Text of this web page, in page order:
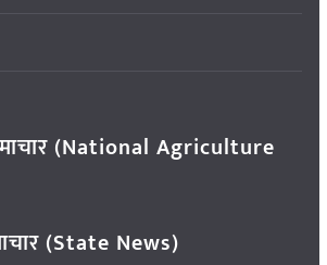
समाचार (National Agriculture
(State News)